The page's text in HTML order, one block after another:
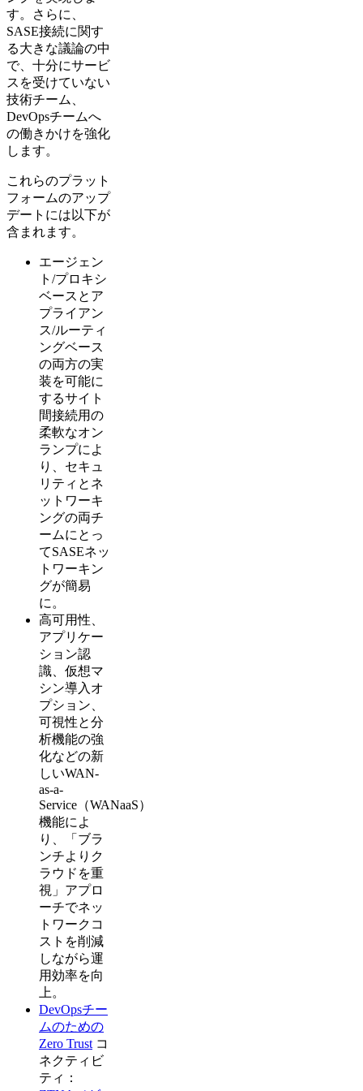
す。さらに、
SASE接続に関す
る大きな議論の中
で、十分にサービ
スを受けていない
技術チーム、
DevOpsチームへ
の働きかけを強化
します。
これらのプラット
フォームのアップ
デートには以下が
含まれます。
エージェン
ト/プロキシ
ベースとア
プライアン
ス/ルーティ
ングベース
の両方の実
装を可能に
するサイト
間接続用の
柔軟なオン
ランプによ
り、セキュ
リティとネ
ットワーキ
ングの両チ
ームにとっ
てSASEネッ
トワーキン
グが簡易
に。
高可用性、
アプリケー
ション認
識、仮想マ
シン導入オ
プション、
可視性と分
析機能の強
化などの新
しいWAN-
as-a-
Service（WANaaS）
機能によ
り、「ブラ
ンチよりク
ラウドを重
視」アプロ
ーチでネッ
トワークコ
ストを削減
しながら運
用効率を向
上。
DevOpsチー
ムのための
Zero Trust コ
ネクティビ
ティ：